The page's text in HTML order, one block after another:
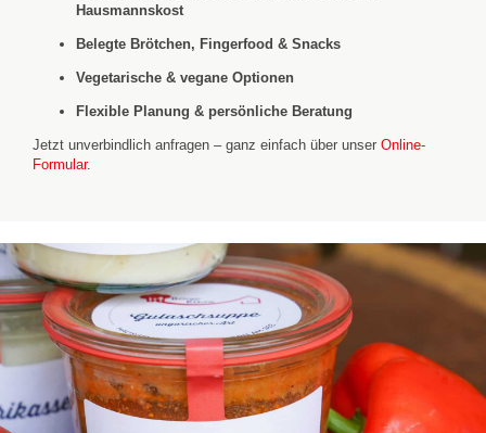
Hausmannskost
Belegte Brötchen, Fingerfood & Snacks
Vegetarische & vegane Optionen
Flexible Planung & persönliche Beratung
Jetzt unverbindlich anfragen – ganz einfach über unser Online-
Formular.